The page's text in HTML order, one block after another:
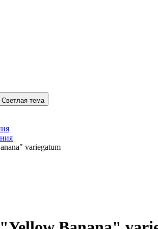
Светлая тема
variegatum